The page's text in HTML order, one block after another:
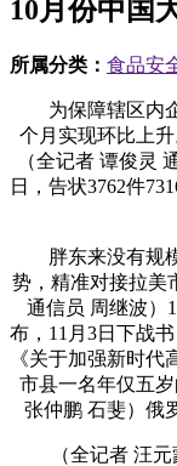
10月份中国
所属分类： 食品安
为保障辖区内企
个月实现环比上
（全记者 谭俊灵
日，告状3762件
胖东来没有规模
势，精准对接拉美
通信员 周继波）
布，11月3日下战
《关于加强新时
市县一名年仅五
张仲鹏 石斐）俄
（全记者 汪元